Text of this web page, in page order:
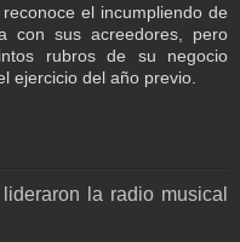
el incumpliendo de
con sus acreedores, pero
rubros de su negocio
ejercicio del año previo.
la radio musical